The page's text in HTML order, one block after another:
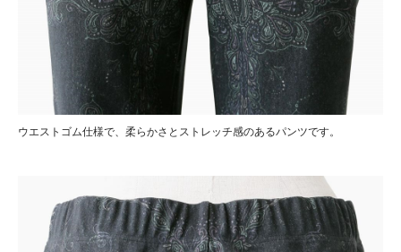
ウエストゴム仕様で、柔らかさとストレッチ感のあるパンツです。